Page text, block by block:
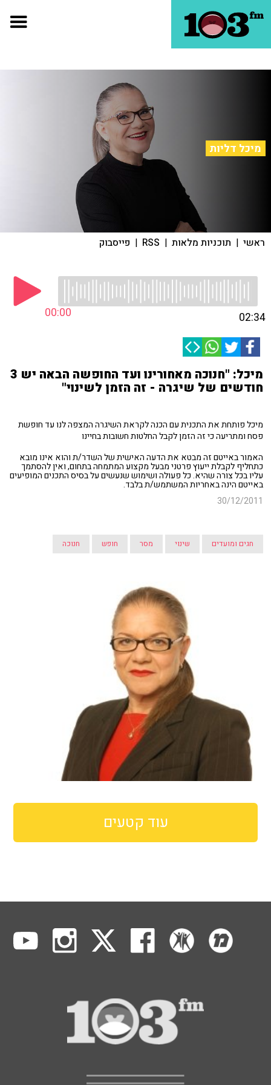
מיכל דליות
ראשי | תוכניות מלאות |
RSS
| פייסבוק
00:00 02:34
מיכל: "חנוכה מאחורינו ועד החופשה הבאה יש 3
חודשים של שיגרה - זה הזמן לשינוי"
מיכל פותחת את התכנית עם הכנה לקראת השיגרה המצפה לנו עד חופשת
פסח ומתריעה כי זה הזמן לקבל החלטות חשובות בחיינו
האמור באייטם זה מבטא את הדעה האישית של השדר/ת והוא אינו מובא
כתחליף לקבלת ייעוץ פרטני מבעל מקצוע המתמחה בתחום, ואין להסתמך
עליו בכל צורה שהיא. כל פעולה ושימוש שנעשים על בסיס התכנים המופיעים
באייטם הינה באחריות המשתמש/ת בלבד.
30/12/2011
חגים ומועדים שינוי מסר חופש חנוכה
עוד קטעים